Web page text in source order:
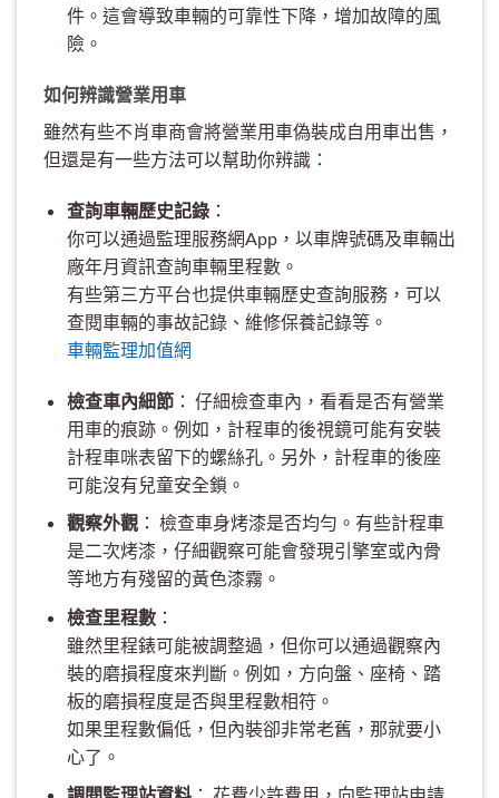
件。這會導致車輛的可靠性下降，增加故障的風
險。
如何辨識營業用車
雖然有些不肖車商會將營業用車偽裝成自用車出售，
但還是有一些方法可以幫助你辨識：
查詢車輛歷史記錄：
你可以通過監理服務網App，以車牌號碼及車輛出
廠年月資訊查詢車輛里程數。
有些第三方平台也提供車輛歷史查詢服務，可以
查閱車輛的事故記錄、維修保養記錄等。
車輛監理加值網
檢查車內細節： 仔細檢查車內，看看是否有營業
用車的痕跡。例如，計程車的後視鏡可能有安裝
計程車咪表留下的螺絲孔。另外，計程車的後座
可能沒有兒童安全鎖。
觀察外觀： 檢查車身烤漆是否均勻。有些計程車
是二次烤漆，仔細觀察可能會發現引擎室或內骨
等地方有殘留的黃色漆霧。
檢查里程數：
雖然里程錶可能被調整過，但你可以通過觀察內
裝的磨損程度來判斷。例如，方向盤、座椅、踏
板的磨損程度是否與里程數相符。
如果里程數偏低，但內裝卻非常老舊，那就要小
心了。